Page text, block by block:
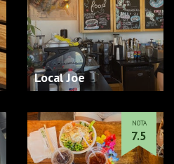
Local Joe
NOTA
7.5